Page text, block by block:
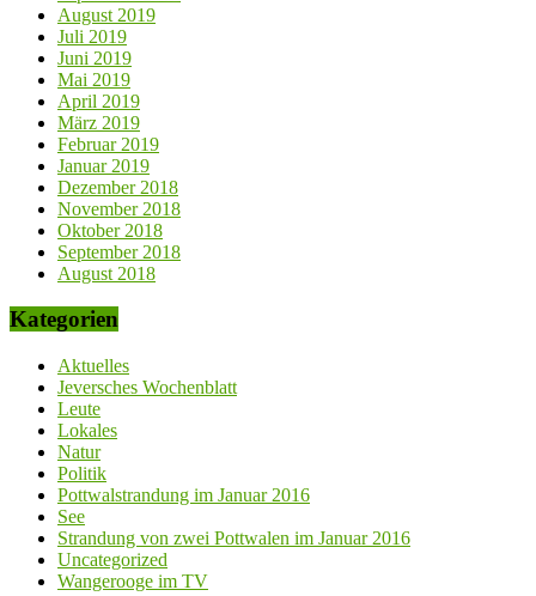
August 2019
Juli 2019
Juni 2019
Mai 2019
April 2019
März 2019
Februar 2019
Januar 2019
Dezember 2018
November 2018
Oktober 2018
September 2018
August 2018
Kategorien
Aktuelles
Jeversches Wochenblatt
Leute
Lokales
Natur
Politik
Pottwalstrandung im Januar 2016
See
Strandung von zwei Pottwalen im Januar 2016
Uncategorized
Wangerooge im TV